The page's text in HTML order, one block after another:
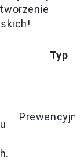
Typ
Prewencyjna